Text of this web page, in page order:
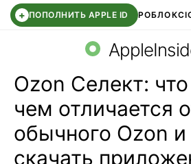
+ ПОПОЛНИТЬ APPLE ID РОБЛОКС
WHATSAPP DDE STOREAPP
Ozon Селект: что
чем отличается
обычного Ozon и
скачать